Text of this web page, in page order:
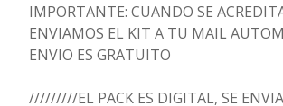
IMPORTANTE: CUANDO SE
ENVIAMOS EL KIT A TU MAIL
ENVIO ES GRATUITO
/////////EL PACK ES DIGITAL, SE